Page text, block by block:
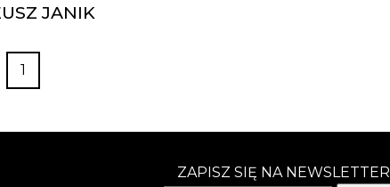
JANIK
1
ZAPISZ SIĘ NA NEWSLETTER